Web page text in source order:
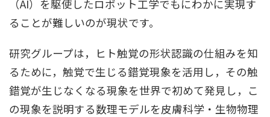
（AI）を駆使したロボット工学でもにわかに実現す
ることが難しいのが現状です。
研究グループは，ヒト触覚の形状認識の仕組みを知
るために，触覚で生じる錯覚現象を活用し，その触
錯覚が生じなくなる現象を世界で初めて発見し，こ
の現象を説明する数理モデルを皮膚科学・生物物理